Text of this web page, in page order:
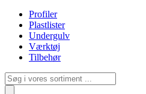
Profiler
Plastlister
Undergulv
Værktøj
Tilbehør
Search
...